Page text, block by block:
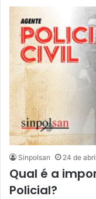
Sinpolsan 24 de
Qual é a
Policial?